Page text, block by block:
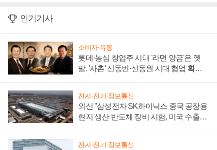
인기기사
소비자·유통
롯데·농심 창업주 시대 '라면 앙금'은 옛
말, '사촌' 신동빈·신동원 시대 협업 확대
전자·전기·정보통신
외신 "삼성전자 SK하이닉스 중국 공장용
현지 생산 반도체 장비 시험, 미국 수출통
전자·전기·정보통신